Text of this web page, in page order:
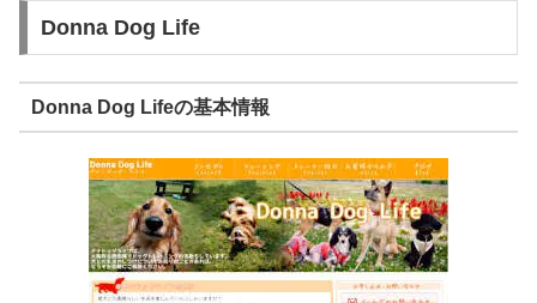
Donna Dog Life
Donna Dog Lifeの基本情報